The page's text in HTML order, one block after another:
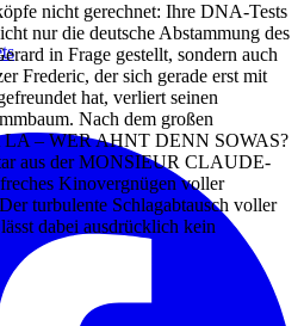
nicht gerechnet: Ihre DNA-Tests
nur die deutsche Abstammung des
in Frage gestellt, sondern auch
Frederic, der sich gerade erst mit
hat, verliert seinen
Nach dem großen
LA – WER AHNT DENN SOWAS?
aus der MONSIEUR CLAUDE-
Kinovergnügen voller
turbulente Schlagabtausch voller
dabei ausdrücklich kein